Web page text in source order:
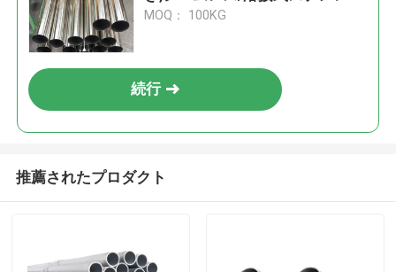
鋼管
MOQ： 100KG
続行
推薦されたプロダクト